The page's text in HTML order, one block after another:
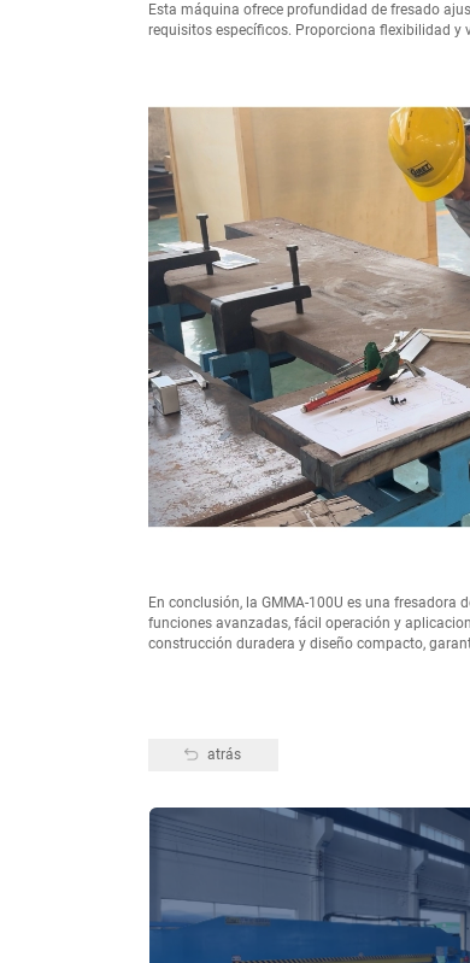
Esta máquina ofrece profundidad de fresado
requisitos específicos. Proporciona flexibilidad y
En conclusión, la GMMA-100U es una
funciones avanzadas, fácil operación y
construcción duradera y diseño compacto,
atrás